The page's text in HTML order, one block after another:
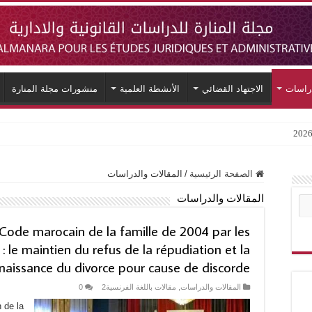
الاجتهاد القضائي الأنشطة العلمية منشورات مجلة المنارة
الصفحة الرئيسية / المقالات والدراسات
المقالات والدراسات
marocain de la famille de 2004 par les
le maintien du refus de la répudiation et la
du divorce pour cause de discorde
المقالات والدراسات مقالات باللغة الفرنسية2 0
de la